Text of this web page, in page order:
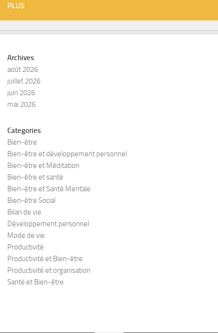
PLUS
Archives
août 2026
juillet 2026
juin 2026
mai 2026
Categories
Bien-être
Bien-être et développement personnel
Bien-être et Méditation
Bien-être et santé
Bien-être et Santé Mentale
Bien-être Social
Bilan de vie
Développement personnel
Mode de vie
Productivité
Productivité et Bien-être
Productivité et organisation
Santé et Bien-être